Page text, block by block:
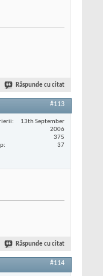
Răspunde cu citat
#113
13th September
2006
375
37
Răspunde cu citat
#114